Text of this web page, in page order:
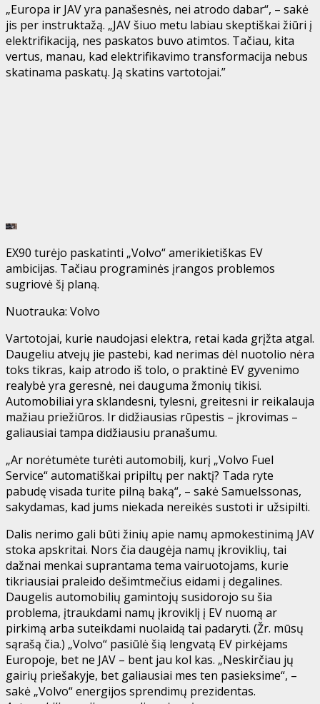
„Europa ir JAV yra panašesnės, nei atrodo dabar“, – sakė
jis per instruktažą. „JAV šiuo metu labiau skeptiškai žiūri į
elektrifikaciją, nes paskatos buvo atimtos. Tačiau, kita
vertus, manau, kad elektrifikavimo transformacija nebus
skatinama paskatų. Ją skatins vartotojai.”
EX90 turėjo paskatinti „Volvo“ amerikietiškas EV
ambicijas. Tačiau programinės įrangos problemos
sugriovė šį planą.
Nuotrauka: Volvo
Vartotojai, kurie naudojasi elektra, retai kada grįžta atgal.
Daugeliu atvejų jie pastebi, kad nerimas dėl nuotolio nėra
toks tikras, kaip atrodo iš tolo, o praktinė EV gyvenimo
realybė yra geresnė, nei dauguma žmonių tikisi.
Automobiliai yra sklandesni, tylesni, greitesni ir reikalauja
mažiau priežiūros. Ir didžiausias rūpestis – įkrovimas –
galiausiai tampa didžiausiu pranašumu.
„Ar norėtumėte turėti automobilį, kurį „Volvo Fuel
Service“ automatiškai pripiltų per naktį? Tada ryte
pabudę visada turite pilną baką“, – sakė Samuelssonas,
sakydamas, kad jums niekada nereikės sustoti ir užsipilti.
Dalis nerimo gali būti žinių apie namų apmokestinimą JAV
stoka apskritai. Nors čia daugėja namų įkroviklių, tai
dažnai menkai suprantama tema vairuotojams, kurie
tikriausiai praleido dešimtmečius eidami į degalines.
Daugelis automobilių gamintojų susidorojo su šia
problema, įtraukdami namų įkroviklį į EV nuomą ar
pirkimą arba suteikdami nuolaidą tai padaryti. (Žr. mūsų
sąrašą čia.) „Volvo“ pasiūlė šią lengvatą EV pirkėjams
Europoje, bet ne JAV – bent jau kol kas. „Neskirčiau jų
gairių priešakyje, bet galiausiai mes ten pasieksime“, –
sakė „Volvo“ energijos sprendimų prezidentas.